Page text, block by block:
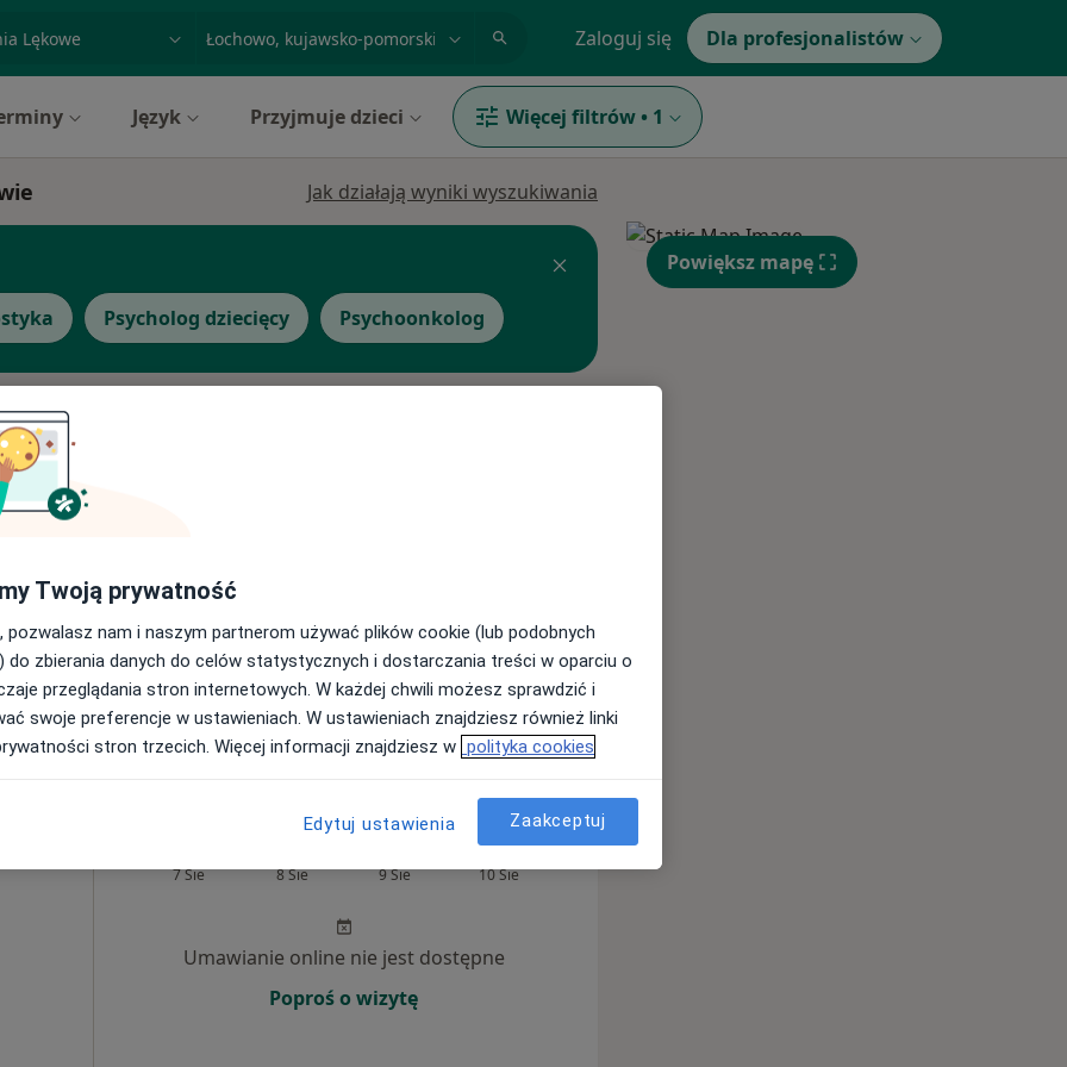
Zaloguj się Dla profesjonalistów
Język Przyjmuje dzieci Więcej filtrów • 1
Jak działają wyniki wyszukiwania
Psycholog dziecięcy Psychoonkolog
Konsultacja psychologiczna (pierwsza wizyta) 200 zł
7 Sie 8 Sie 9 Sie
Pon,
10 Sie
Wt,
11 Sie
Umawianie online nie jest dostępne
Poproś o wizytę
Powiększ mapę
Twoją prywatność
pozwalasz nam i naszym partnerom używać plików cookie (lub podobnych
do zbierania danych do celów statystycznych i dostarczania treści w oparciu o
przeglądania stron internetowych. W każdej chwili możesz sprawdzić i
swoje preferencje w ustawieniach. W ustawieniach znajdziesz również linki
stron trzecich. Więcej informacji znajdziesz w polityka cookies
Edytuj ustawienia Zaakceptuj